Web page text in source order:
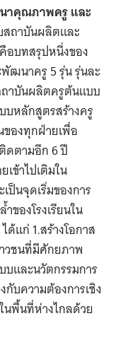
าคุณภาพครู และ
สถาบันผลิตและ
อบทสรุปหนึ่งของ
พัฒนาครู 5 รุ่น รุ่นละ
ถาบันผลิตครูต้นแบบ
หลักสูตรสร้างครู
ของทุกฝ่ายเพื่อ
ดตามอีก 6 ปี
ข้าไปเติมใน
ป็นจุดเริ่มของการ
องโรงเรียนใน
แก่ 1.สร้างโอกาส
วชนที่มีศักยภาพ
และนวัตกรรมการ
ความต้องการเชิง
พื้นที่ห่างไกลด้วย